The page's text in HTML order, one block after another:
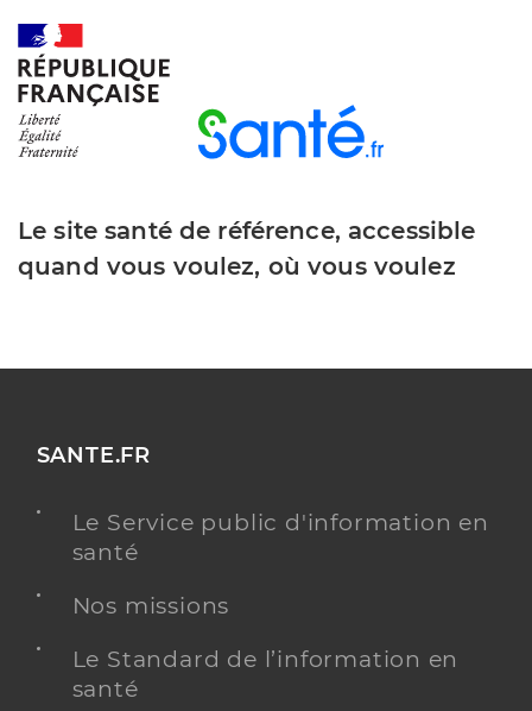
Le site santé de référence, accessible
quand vous voulez, où vous voulez
SANTE.FR
Le Service public d'information en
santé
Nos missions
Le Standard de l’information en
santé